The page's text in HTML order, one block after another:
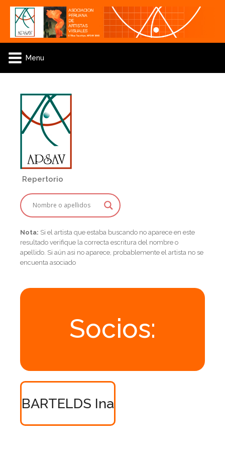
Menu
Repertorio
Nota: Si el artista que estaba buscando no aparece en este
resultado verifique la correcta escritura del nombre o
apellido. Si aún asi no aparece, probablemente el artista no se
encuenta asociado
Socios:
BARTELDS Ina